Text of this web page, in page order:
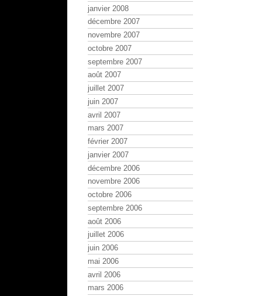
janvier 2008
décembre 2007
novembre 2007
octobre 2007
septembre 2007
août 2007
juillet 2007
juin 2007
avril 2007
mars 2007
février 2007
janvier 2007
décembre 2006
novembre 2006
octobre 2006
septembre 2006
août 2006
juillet 2006
juin 2006
mai 2006
avril 2006
mars 2006